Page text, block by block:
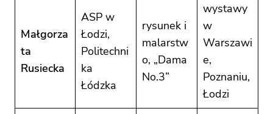
Małgorza
ta
Rusiecka
ASP w
Łodzi,
Politechni
ka
Łódzka
rysunek i
malarstw
o, „Dama
No.3”
wystawy
w
Warszawi
e,
Poznaniu,
Łodzi